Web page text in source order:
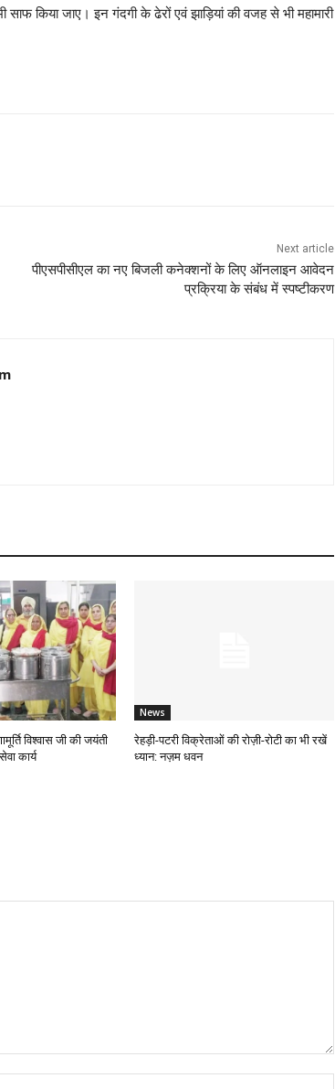
किया जाए। इन गंदगी के ढेरों एवं झाड़ियां की वजह से भी महामारी
Next article
पीएसपीसीएल का नए बिजली कनेक्शनों के लिए ऑनलाइन आवेदन
प्रक्रिया के संबंध में स्पष्टीकरण
विश्वास जी की जयंती
कार्य
News
रेहड़ी-पटरी विक्रेताओं की रोज़ी-रोटी का भी रखें
ध्यान: नज़म धवन